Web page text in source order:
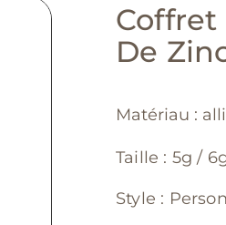
Coffret
De
Matériau :
Taille : 5g /
Style :